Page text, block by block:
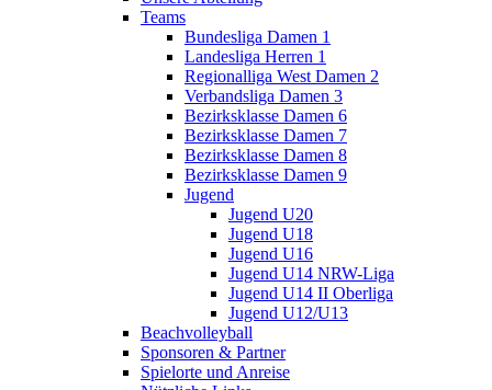
Teams
Bundesliga Damen 1
Landesliga Herren 1
Regionalliga West Damen 2
Verbandsliga Damen 3
Bezirksklasse Damen 6
Bezirksklasse Damen 7
Bezirksklasse Damen 8
Bezirksklasse Damen 9
Jugend
Jugend U20
Jugend U18
Jugend U16
Jugend U14 NRW-Liga
Jugend U14 II Oberliga
Jugend U12/U13
Beachvolleyball
Sponsoren & Partner
Spielorte und Anreise